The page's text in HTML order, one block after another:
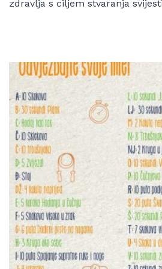
zdravlja s ciljem stvaranja svijesti